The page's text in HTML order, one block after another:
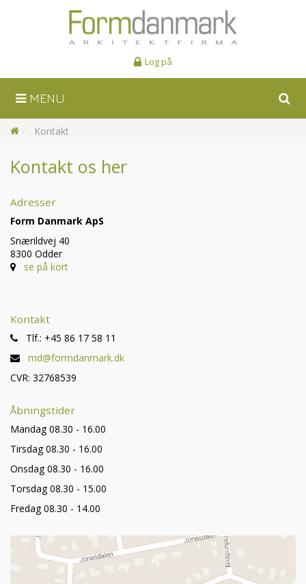
Log på
MENU Søg
Kontakt
Kontakt os her
Adresser
Form Danmark ApS​
Snærildvej 40
8300 Odder
se på kort
Kontakt
Tlf.: +45 86 17 58 11
md@formdanmark.dk
CVR: 32768539
Åbningstider
Mandag 08.30 - 16.00
Tirsdag 08.30 - 16.00
Onsdag 08.30 - 16.00
Torsdag 08.30 - 15.00
Fredag 08.30 - 14.00